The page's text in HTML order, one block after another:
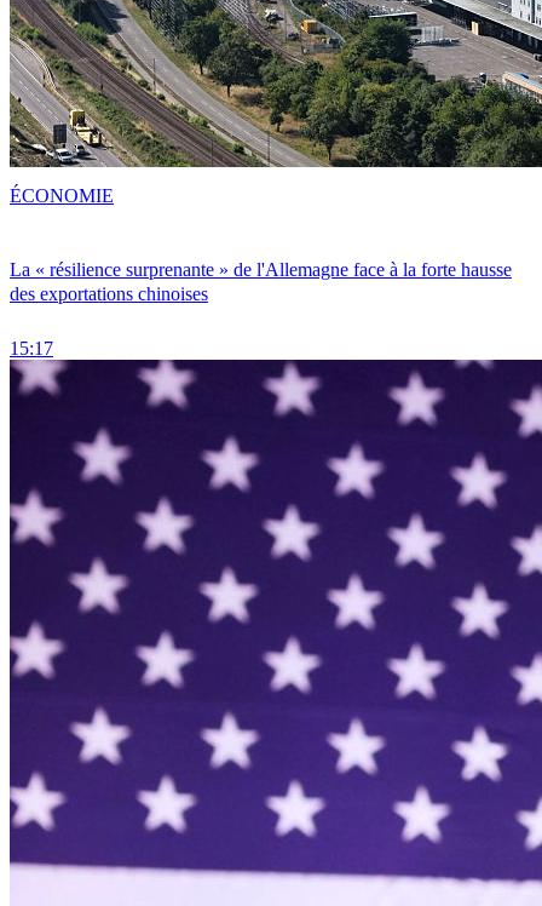
La « résilience surprenante » de l'Allemagne face à la forte hausse
des exportations chinoises
15:17
ÉCONOMIE